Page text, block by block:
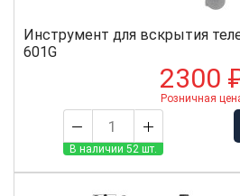
Инструмент для вскрытия
601G
2300
Розничная
В наличии 52 шт.